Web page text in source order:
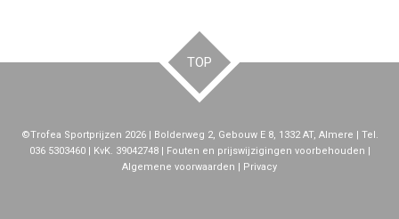
TOP
©Trofea Sportprijzen 2026 | Bolderweg 2, Gebouw E 8, 1332 AT, Almere | Tel.
036 5303460 | KvK. 39042748 | Fouten en prijswijzigingen voorbehouden |
Algemene voorwaarden | Privacy